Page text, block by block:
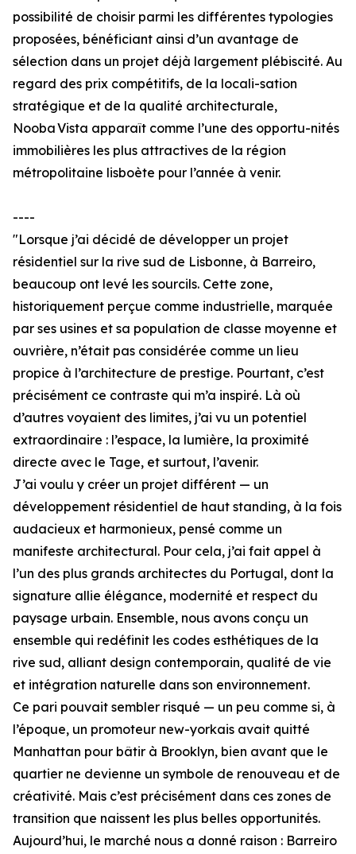
possibilité de choisir parmi les différentes typologies
proposées, bénéficiant ainsi d’un avantage de
sélection dans un projet déjà largement plébiscité. Au
regard des prix compétitifs, de la locali-sation
stratégique et de la qualité architecturale,
Nooba Vista apparaît comme l’une des opportu-nités
immobilières les plus attractives de la région
métropolitaine lisboète pour l’année à venir.
----
"Lorsque j’ai décidé de développer un projet
résidentiel sur la rive sud de Lisbonne, à Barreiro,
beaucoup ont levé les sourcils. Cette zone,
historiquement perçue comme industrielle, marquée
par ses usines et sa population de classe moyenne et
ouvrière, n’était pas considérée comme un lieu
propice à l’architecture de prestige. Pourtant, c’est
précisément ce contraste qui m’a inspiré. Là où
d’autres voyaient des limites, j’ai vu un potentiel
extraordinaire : l’espace, la lumière, la proximité
directe avec le Tage, et surtout, l’avenir.
J’ai voulu y créer un projet différent — un
développement résidentiel de haut standing, à la fois
audacieux et harmonieux, pensé comme un
manifeste architectural. Pour cela, j’ai fait appel à
l’un des plus grands architectes du Portugal, dont la
signature allie élégance, modernité et respect du
paysage urbain. Ensemble, nous avons conçu un
ensemble qui redéfinit les codes esthétiques de la
rive sud, alliant design contemporain, qualité de vie
et intégration naturelle dans son environnement.
Ce pari pouvait sembler risqué — un peu comme si, à
l’époque, un promoteur new-yorkais avait quitté
Manhattan pour bâtir à Brooklyn, bien avant que le
quartier ne devienne un symbole de renouveau et de
créativité. Mais c’est précisément dans ces zones de
transition que naissent les plus belles opportunités.
Aujourd’hui, le marché nous a donné raison : Barreiro